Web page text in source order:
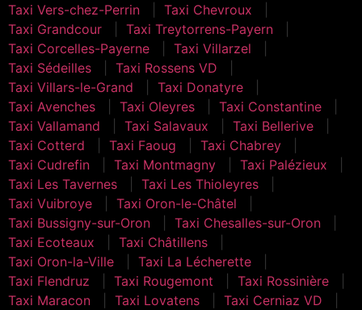
Taxi Vers-chez-Perrin
Taxi Chevroux
Taxi Grandcour
Taxi Treytorrens-Payern
Taxi Corcelles-Payerne
Taxi Villarzel
Taxi Sédeilles
Taxi Rossens VD
Taxi Villars-le-Grand
Taxi Donatyre
Taxi Avenches
Taxi Oleyres
Taxi Constantine
Taxi Vallamand
Taxi Salavaux
Taxi Bellerive
Taxi Cotterd
Taxi Faoug
Taxi Chabrey
Taxi Cudrefin
Taxi Montmagny
Taxi Palézieux
Taxi Les Tavernes
Taxi Les Thioleyres
Taxi Vuibroye
Taxi Oron-le-Châtel
Taxi Bussigny-sur-Oron
Taxi Chesalles-sur-Oron
Taxi Ecoteaux
Taxi Châtillens
Taxi Oron-la-Ville
Taxi La Lécherette
Taxi Flendruz
Taxi Rougemont
Taxi Rossinière
Taxi Maracon
Taxi Lovatens
Taxi Cerniaz VD